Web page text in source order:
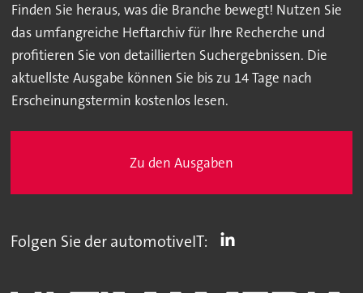
Finden Sie heraus, was die Branche bewegt! Nutzen Sie
das umfangreiche Heftarchiv für Ihre Recherche und
profitieren Sie von detaillierten Suchergebnissen. Die
aktuellste Ausgabe können Sie bis zu 14 Tage nach
Erscheinungstermin kostenlos lesen.
Zu den Ausgaben
Folgen Sie der automotiveIT: